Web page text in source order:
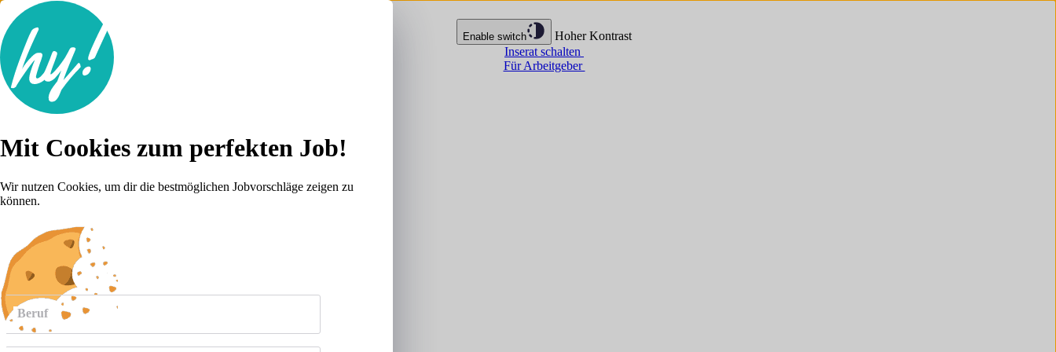
Enable switch
Hoher Kontrast
Inserat schalten
Für Arbeitgeber
Lebenslauf
Jobs anzeigen
Beruf
Mit Cookies zum perfekten Job!
Wir nutzen Cookies, um dir die bestmöglichen Jobvorschläge zeigen zu
können.